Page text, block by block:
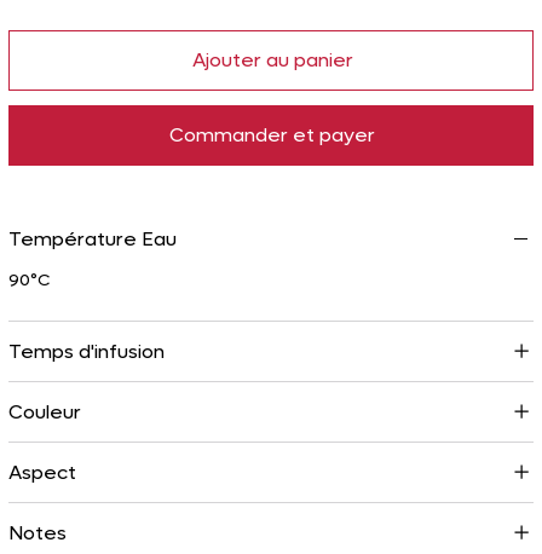
boutique, c’est parce qu’il incarne exactement ce que j’aime
dans un thé parfumé : une vraie histoire, beaucoup de
gourmandise, et une tasse qui réconforte sans jamais être
Ajouter au panier
Commander et payer
Température Eau
90°C
Temps d'infusion
Couleur
Aspect
Notes